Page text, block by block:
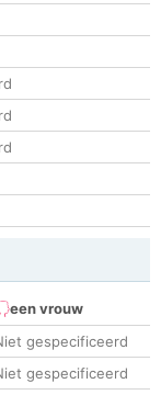
een vrouw
gespecificeerd
gespecificeerd